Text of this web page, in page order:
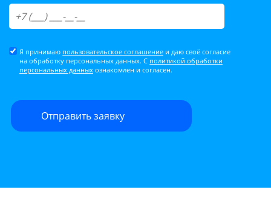
Я принимаю пользовательское соглашение и даю своё согласие
на обработку персональных данных. С политикой обработки
персональных данных ознакомлен и согласен.